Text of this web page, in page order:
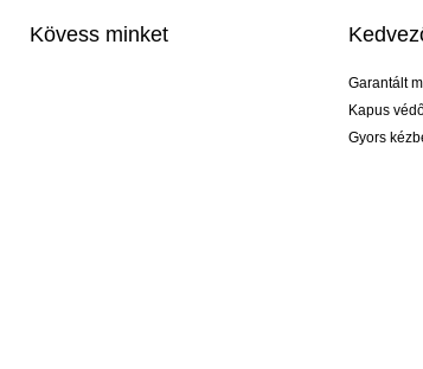
Kövess minket
Garantált
Kapus
Gyors